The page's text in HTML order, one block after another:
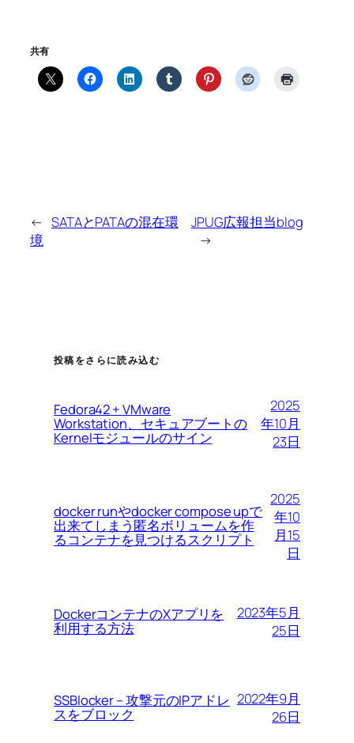
共有
← SATAとPATAの混在環
境
JPUG広報担当blog
→
投稿をさらに読み込む
Fedora42 + VMware
Workstation、セキュアブートの
Kernelモジュールのサイン
2025
年10月
23日
docker runやdocker compose upで
出来てしまう匿名ボリュームを作
るコンテナを見つけるスクリプト
2025
年10
月15
日
DockerコンテナのXアプリを
利用する方法
2023年5月
25日
SSBlocker – 攻撃元のIPアドレ
スをブロック
2022年9月
26日